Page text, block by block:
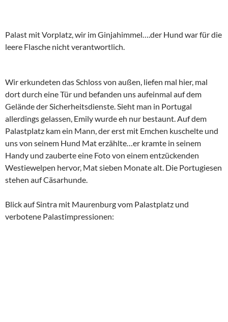
Palast mit Vorplatz, wir im Ginjahimmel….der Hund war für die
leere Flasche nicht verantwortlich.
Wir erkundeten das Schloss von außen, liefen mal hier, mal
dort durch eine Tür und befanden uns aufeinmal auf dem
Gelände der Sicherheitsdienste. Sieht man in Portugal
allerdings gelassen, Emily wurde eh nur bestaunt. Auf dem
Palastplatz kam ein Mann, der erst mit Emchen kuschelte und
uns von seinem Hund Mat erzählte…er kramte in seinem
Handy und zauberte eine Foto von einem entzückenden
Westiewelpen hervor, Mat sieben Monate alt. Die Portugiesen
stehen auf Cäsarhunde.
Blick auf Sintra mit Maurenburg vom Palastplatz und
verbotene Palastimpressionen: